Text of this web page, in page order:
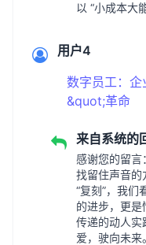
以 “小成本大
用户4
数字员工：
&quot;革命
来自系统的
感谢您的留言
找留住声音的
“复刻”，我们
的进步，更
传递的动人
爱，驶向未来。